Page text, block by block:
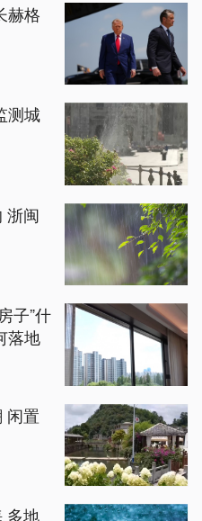
赫格
测城
浙闽
子”什
落地
闲置
多地